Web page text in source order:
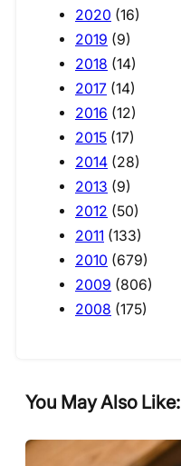
2020 (16)
2019 (9)
2018 (14)
2017 (14)
2016 (12)
2015 (17)
2014 (28)
2013 (9)
2012 (50)
2011 (133)
2010 (679)
2009 (806)
2008 (175)
You May Also Like: